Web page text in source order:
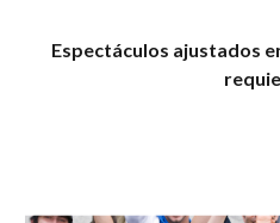
Espectáculos ajustados